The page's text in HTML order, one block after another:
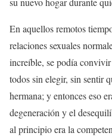
En aquellos remotos
relaciones sexuales
increíble, se podía
todos sin elegir, sin sentir
hermana; y entonces eso
degeneración y el
al principio era la